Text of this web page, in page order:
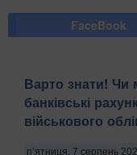
FaceBook
Варто знати! Чи
банківські
військового
п’ятниця, 7 серпень